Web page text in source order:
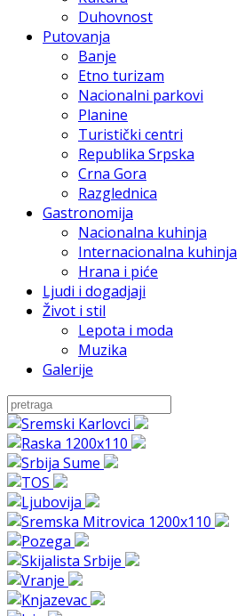
Duhovnost
Putovanja
Banje
Etno turizam
Nacionalni parkovi
Planine
Turistički centri
Republika Srpska
Crna Gora
Razglednica
Gastronomija
Nacionalna kuhinja
Internacionalna kuhinja
Hrana i piće
Ljudi i dogadjaji
Život i stil
Lepota i moda
Muzika
Galerije